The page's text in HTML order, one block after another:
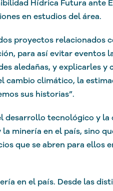
Hídrica Futura ante
en estudios del área.
proyectos relacionados
para así evitar eventos
aledañas, y explicarles y
cambio climático, la
sus historias”.
desarrollo tecnológico y
minería en el país, sino
que se abren para ellos
en el país. Desde las